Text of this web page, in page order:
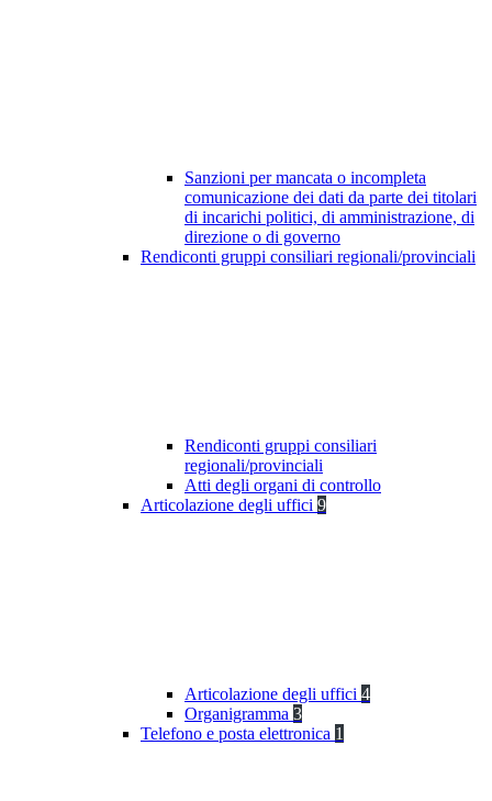
Sanzioni per mancata o incompleta
comunicazione dei dati da parte dei titolari
di incarichi politici, di amministrazione, di
direzione o di governo
Rendiconti gruppi consiliari regionali/provinciali
Rendiconti gruppi consiliari
regionali/provinciali
Atti degli organi di controllo
Articolazione degli uffici 9
Articolazione degli uffici 4
Organigramma 3
Telefono e posta elettronica 1